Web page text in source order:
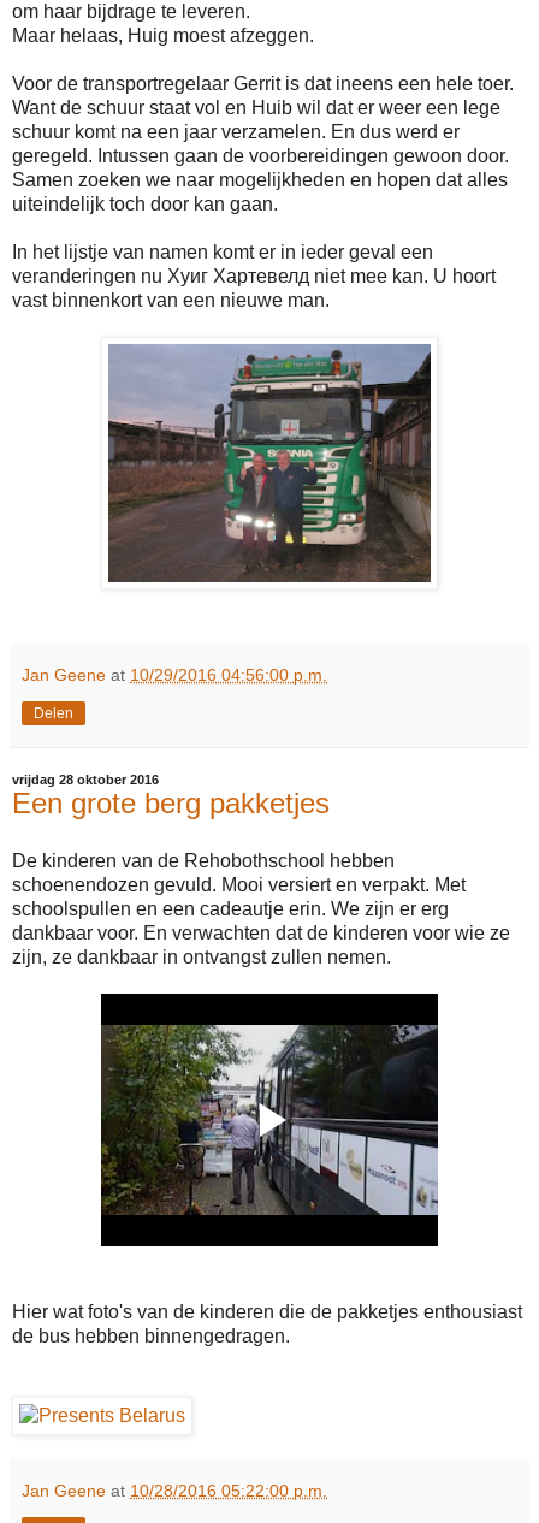
om haar bijdrage te leveren.
Maar helaas, Huig moest afzeggen.
Voor de transportregelaar Gerrit is dat ineens een hele toer.
Want de schuur staat vol en Huib wil dat er weer een lege
schuur komt na een jaar verzamelen. En dus werd er
geregeld. Intussen gaan de voorbereidingen gewoon door.
Samen zoeken we naar mogelijkheden en hopen dat alles
uiteindelijk toch door kan gaan.
In het lijstje van namen komt er in ieder geval een
veranderingen nu Хуиг Хартевелд niet mee kan. U hoort
vast binnenkort van een nieuwe man.
Jan Geene at 10/29/2016 04:56:00 p.m.
Delen
vrijdag 28 oktober 2016
Een grote berg pakketjes
De kinderen van de Rehobothschool hebben
schoenendozen gevuld. Mooi versiert en verpakt. Met
schoolspullen en een cadeautje erin. We zijn er erg
dankbaar voor. En verwachten dat de kinderen voor wie ze
zijn, ze dankbaar in ontvangst zullen nemen.
Hier wat foto's van de kinderen die de pakketjes enthousiast
de bus hebben binnengedragen.
Jan Geene at 10/28/2016 05:22:00 p.m.